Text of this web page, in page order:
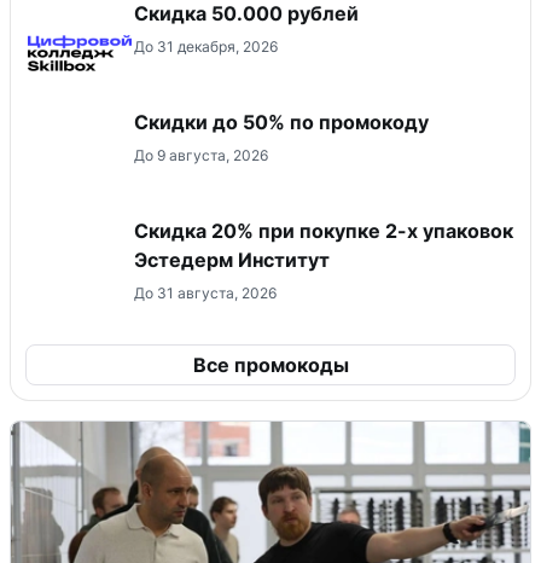
Скидка 50.000 рублей
До 31 декабря, 2026
Скидки до 50% по промокоду
До 9 августа, 2026
Скидка 20% при покупке 2-х упаковок
Эстедерм Институт
До 31 августа, 2026
Все промокоды